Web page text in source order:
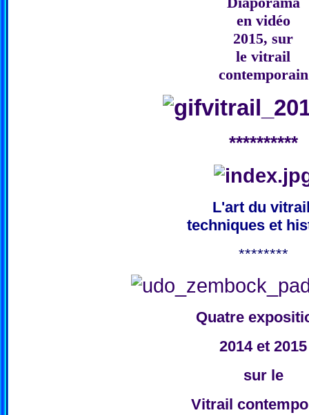
en vidéo
2015, sur
le vitrail
contemporain
**********
L'art du
techniques et
********
Quatre
2014 et 2015
sur le
Vitrail